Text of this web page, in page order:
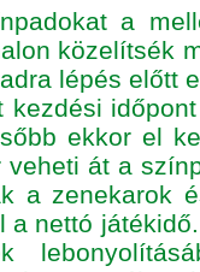
a
közelítsék
lépés előtt
kezdési
ekkor el
veheti át a
a zenekarok
a nettó